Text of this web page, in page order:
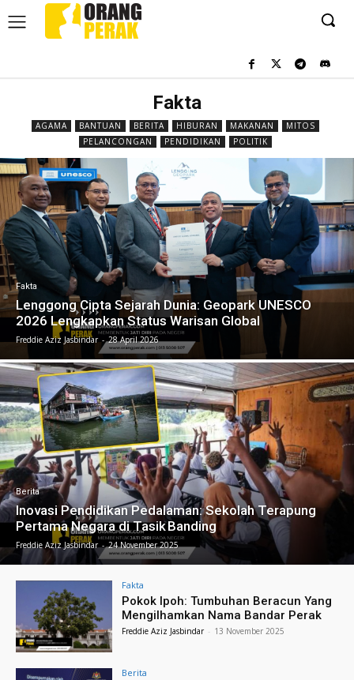
Fakta
AGAMA BANTUAN BERITA HIBURAN MAKANAN
MITOS
PELANCONGAN
PENDIDIKAN POLITIK
Fakta
Lenggong Cipta Sejarah Dunia: Geopark UNESCO
2026 Lengkapkan Status Warisan Global
Freddie Aziz Jasbindar - 28 April 2026
Berita
Inovasi Pendidikan Pedalaman: Sekolah Terapung
Pertama Negara di Tasik Banding
Freddie Aziz Jasbindar - 24 November 2025
Fakta
Pokok Ipoh: Tumbuhan Beracun Yang
Mengilhamkan Nama Bandar Perak
Freddie Aziz Jasbindar - 13 November 2025
Berita